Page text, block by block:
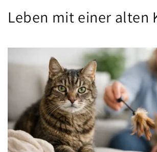
Leben mit einer alten